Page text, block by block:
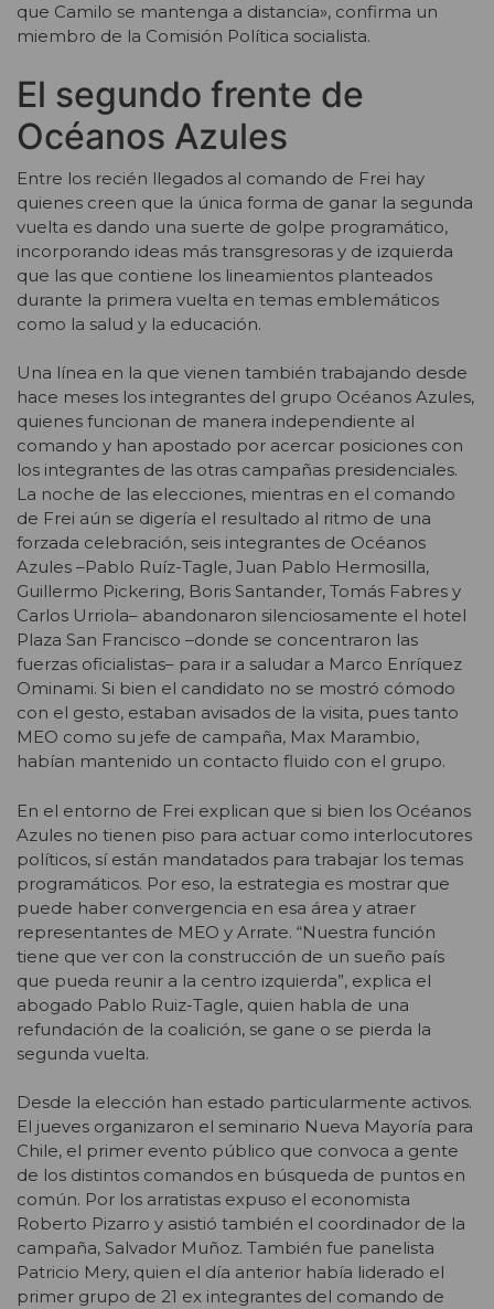
que Camilo se mantenga a distancia», confirma un
miembro de la Comisión Política socialista.
El segundo frente de
Océanos Azules
Entre los recién llegados al comando de Frei hay
quienes creen que la única forma de ganar la segunda
vuelta es dando una suerte de golpe programático,
incorporando ideas más transgresoras y de izquierda
que las que contiene los lineamientos planteados
durante la primera vuelta en temas emblemáticos
como la salud y la educación.
Una línea en la que vienen también trabajando desde
hace meses los integrantes del grupo Océanos Azules,
quienes funcionan de manera independiente al
comando y han apostado por acercar posiciones con
los integrantes de las otras campañas presidenciales.
La noche de las elecciones, mientras en el comando
de Frei aún se digería el resultado al ritmo de una
forzada celebración, seis integrantes de Océanos
Azules –Pablo Ruíz-Tagle, Juan Pablo Hermosilla,
Guillermo Pickering, Boris Santander, Tomás Fabres y
Carlos Urriola– abandonaron silenciosamente el hotel
Plaza San Francisco –donde se concentraron las
fuerzas oficialistas– para ir a saludar a Marco Enríquez
Ominami. Si bien el candidato no se mostró cómodo
con el gesto, estaban avisados de la visita, pues tanto
MEO como su jefe de campaña, Max Marambio,
habían mantenido un contacto fluido con el grupo.
En el entorno de Frei explican que si bien los Océanos
Azules no tienen piso para actuar como interlocutores
políticos, sí están mandatados para trabajar los temas
programáticos. Por eso, la estrategia es mostrar que
puede haber convergencia en esa área y atraer
representantes de MEO y Arrate. “Nuestra función
tiene que ver con la construcción de un sueño país
que pueda reunir a la centro izquierda”, explica el
abogado Pablo Ruiz-Tagle, quien habla de una
refundación de la coalición, se gane o se pierda la
segunda vuelta.
Desde la elección han estado particularmente activos.
El jueves organizaron el seminario Nueva Mayoría para
Chile, el primer evento público que convoca a gente
de los distintos comandos en búsqueda de puntos en
común. Por los arratistas expuso el economista
Roberto Pizarro y asistió también el coordinador de la
campaña, Salvador Muñoz. También fue panelista
Patricio Mery, quien el día anterior había liderado el
primer grupo de 21 ex integrantes del comando de